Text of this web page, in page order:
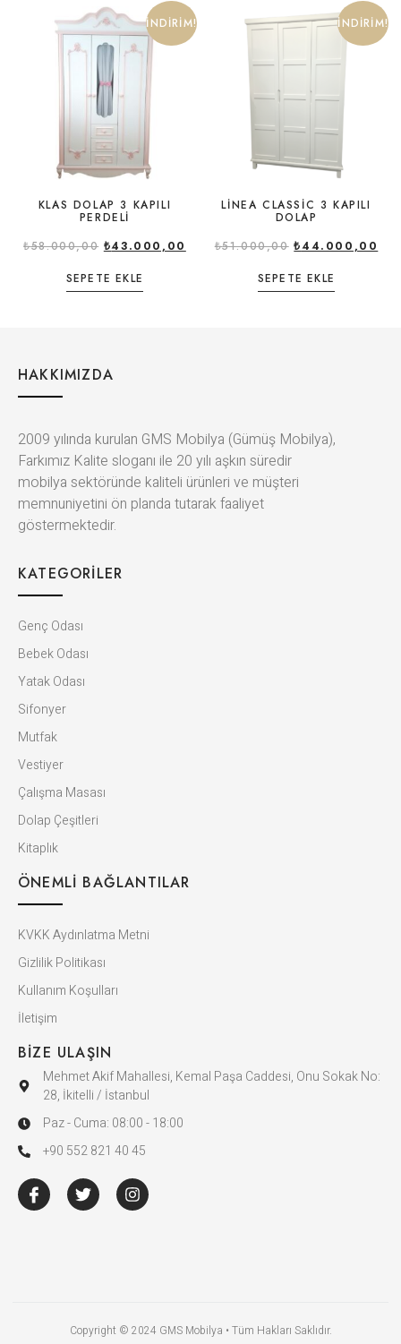
İNDIRIM!
KLAS DOLAP 3 KAPILI
PERDELİ
₺58.000,00 ₺43.000,00
SEPETE EKLE
İNDIRIM!
LİNEA CLASSİC 3 KAPILI
DOLAP
₺51.000,00 ₺44.000,00
SEPETE EKLE
HAKKIMIZDA
2009 yılında kurulan GMS Mobilya (Gümüş Mobilya),
Farkımız Kalite sloganı ile 20 yılı aşkın süredir
mobilya sektöründe kaliteli ürünleri ve müşteri
memnuniyetini ön planda tutarak faaliyet
göstermektedir.
KATEGORILER
Genç Odası
Bebek Odası
Yatak Odası
Sifonyer
Mutfak
Vestiyer
Çalışma Masası
Dolap Çeşitleri
Kitaplık
ÖNEMLI BAĞLANTILAR
KVKK Aydınlatma Metni
Gizlilik Politikası
Kullanım Koşulları
İletişim
BIZE ULAŞIN
Mehmet Akif Mahallesi, Kemal Paşa Caddesi, Onu Sokak No:
28, İkitelli / İstanbul
Paz - Cuma: 08:00 - 18:00
+90 552 821 40 45
Copyright © 2024 GMS Mobilya • Tüm Hakları Saklıdır.